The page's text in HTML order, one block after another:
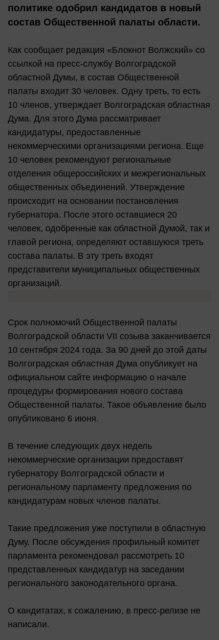
политике одобрил кандидатов в новый
состав Общественной палаты области.
Как сообщает редакция «Блокнот Волжский» со
ссылкой на пресс-службу Волгоградской
областной Думы, в состав Общественной
палаты входит 30 человек. Одну треть, то есть
10 членов, утверждает Волгоградская областная
Дума. Для этого Дума рассматривает
кандидатуры, предоставленные
некоммерческими организациями региона. Еще
10 человек рекомендуют региональные
отделения общероссийских и межрегиональных
общественных объединений. Утверждение
происходит на основании постановления
губернатора. После этого оставшиеся 20
человек, одобренные как областной Думой, так и
главой региона, определяют оставшуюся треть
состава палаты. В эту треть входят
представители муниципальных общественных
организаций.
Срок полномочий Общественной палаты
Волгоградской области VII созыва заканчивается
10 сентября 2024 года. За 90 дней до этой даты
Волгоградская областная Дума опубликует на
официальном сайте информацию о начале
процедуры формирования нового состава
Общественной палаты. Такое объявление было
опубликовано 6 июня.
В течение следующих двух недель
некоммерческие организации предоставят
губернатору Волгоградской области и
региональному парламенту предложения по
кандидатурам новых членов палаты.
Такие предложения уже поступили в областную
Думу. После обсуждения профильный комитет
парламента рекомендовал рассмотреть 10
представленных кандидатур на заседании
регионального законодательного органа.
О кандитатах, к сожалению, в пресс-релизе не
написали.